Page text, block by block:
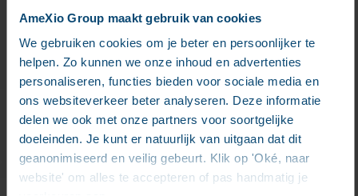
AmeXio Group maakt gebruik van cookies
We gebruiken cookies om je beter en persoonlijker te
helpen. Zo kunnen we onze inhoud en advertenties
personaliseren, functies bieden voor sociale media en
ons websiteverkeer beter analyseren. Deze informatie
delen we ook met onze partners voor soortgelijke
doeleinden. Je kunt er natuurlijk van uitgaan dat dit
geanonimiseerd en veilig gebeurt. Klik op 'Oké, naar
website' om alles te accepteren of pas handmatig je
Publication
Dans les industries avec des exigences
réglementaires strictes, telles que la finance, les